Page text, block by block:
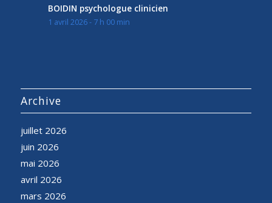
BOIDIN psychologue clinicien
1 avril 2026 - 7 h 00 min
Archive
juillet 2026
juin 2026
mai 2026
avril 2026
mars 2026